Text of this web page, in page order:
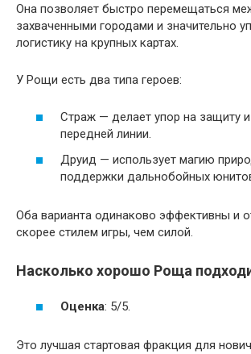
Она позволяет быстро перемещаться
захваченными городами и значительно
логистику на крупных картах.
У Рощи есть два типа героев:
Страж — делает упор на защиту и
передней линии.
Друид — использует магию
поддержки дальнобойных
Оба варианта одинаково эффективны и
скорее стилем игры, чем силой.
Насколько хорошо Роща
Оценка: 5/5.
Это лучшая стартовая фракция для